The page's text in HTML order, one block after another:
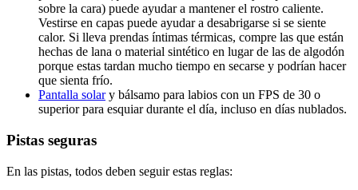
sobre la cara) puede ayudar a mantener el rostro caliente.
Vestirse en capas puede ayudar a desabrigarse si se siente
calor. Si lleva prendas íntimas térmicas, compre las que están
hechas de lana o material sintético en lugar de las de algodón
porque estas tardan mucho tiempo en secarse y podrían hacer
que sienta frío.
Pantalla solary bálsamo para labios con un FPS de 30 o
superior para esquiar durante el día, incluso en días nublados.
Pistas seguras
En las pistas, todos deben seguir estas reglas: